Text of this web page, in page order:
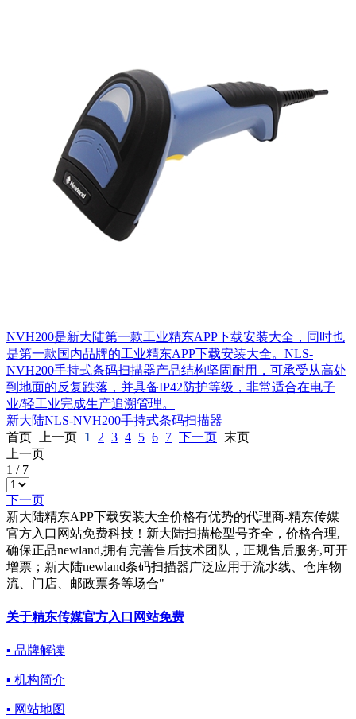
NVH200是新大陆第一款工业精东APP下载安装大全，同时也
是第一款国内品牌的工业精东APP下载安装大全。NLS-
NVH200手持式条码扫描器产品结构坚固耐用，可承受从高处
到地面的反复跌落，并具备IP42防护等级，非常适合在电子
业/轻工业完成生产追溯管理。
新大陆NLS-NVH200手持式条码扫描器
首页
上一页 1 2 3 4 5 6 7 下一页 末页
上一页
1 / 7
下一页
新大陆精东APP下载安装大全价格有优势的代理商-精东传媒
官方入口网站免费科技！新大陆扫描枪型号齐全，价格合理,
确保正品newland,拥有完善售后技术团队，正规售后服务,可开
增票；新大陆newland条码扫描器广泛应用于流水线、仓库物
流、门店、邮政票务等场合"
关于精东传媒官方入口网站免费
▪ 品牌解读
▪ 机构简介
▪ 网站地图